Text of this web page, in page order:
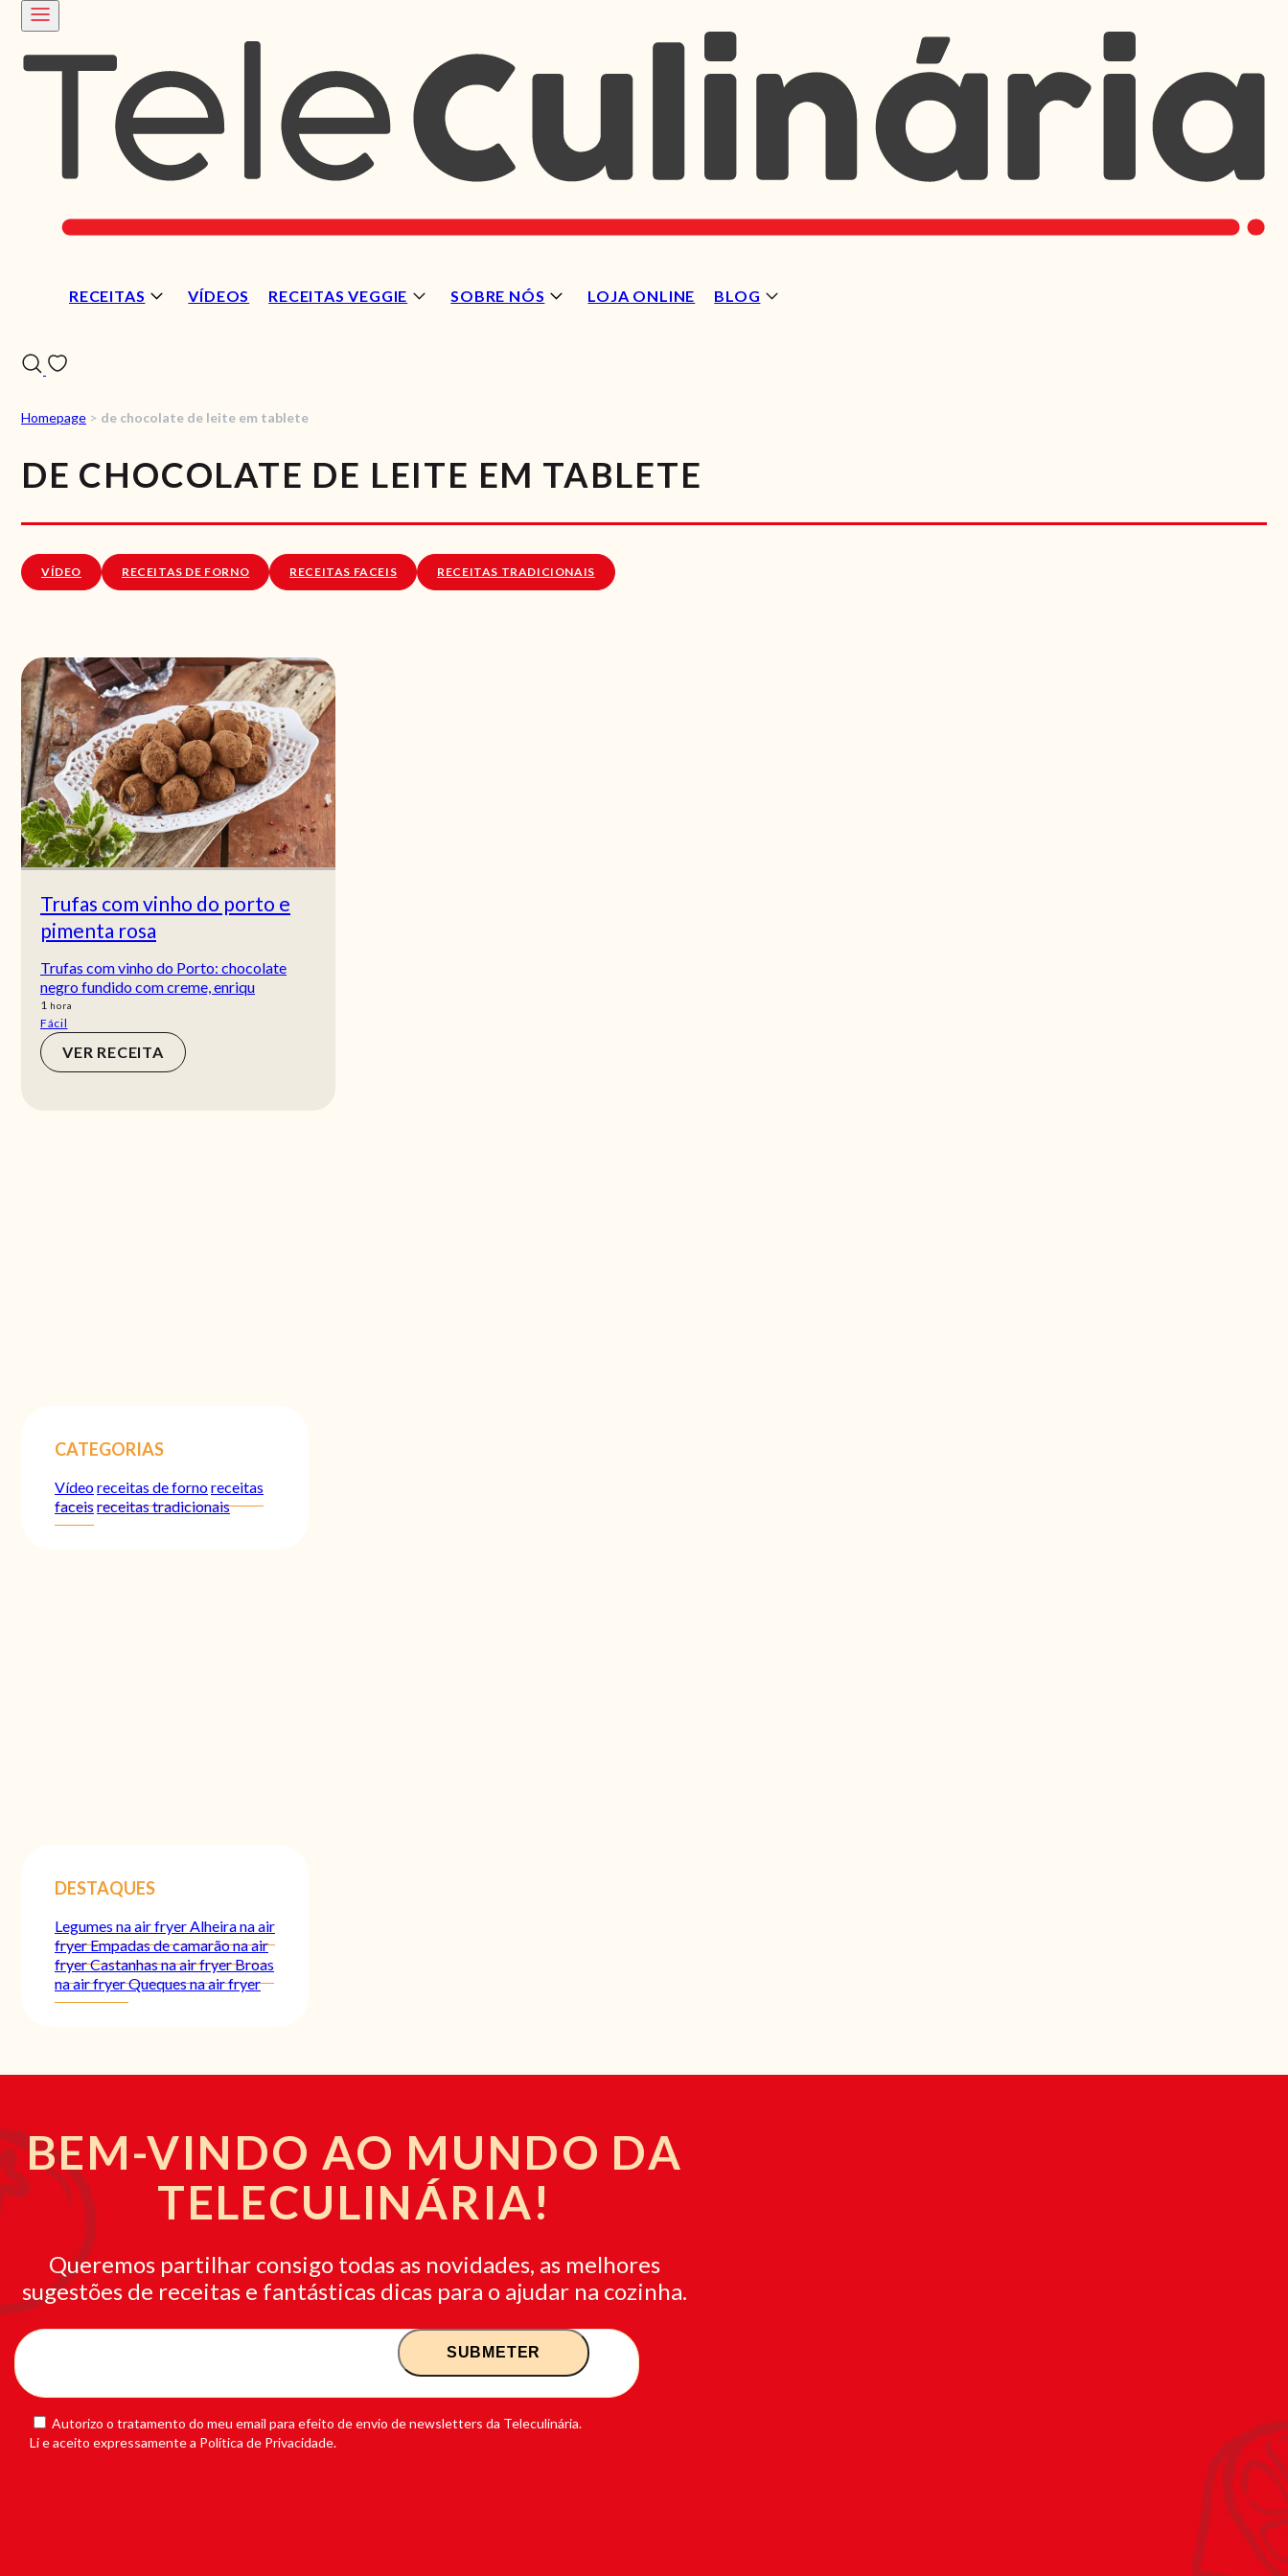
RECEITAS VÍDEOS RECEITAS VEGGIE SOBRE NÓS LOJA ONLINE BLOG
VÍDEOS
Homepage > de chocolate de leite em tablete
DE CHOCOLATE DE LEITE EM TABLETE
VÍDEO RECEITAS DE FORNO RECEITAS FACEIS RECEITAS TRADICIONAIS
Trufas com vinho do porto e
pimenta rosa
Trufas com vinho do Porto: chocolate
negro fundido com creme, enriqu
1 hora
hora
Fácil
VER RECEITA
CATEGORIAS
Vídeoreceitas de fornoreceitas
faceisreceitas tradicionais
DESTAQUES
Legumes na air fryer Alheira na air
fryerEmpadas de camarão na air
fryerCastanhas na air fryerBroas
na air fryerQueques na air fryer
BEM-VINDO AO MUNDO DA
TELECULINÁRIA!
Queremos partilhar consigo todas as novidades, as melhores
sugestões de receitas e fantásticas dicas para o ajudar na cozinha.
Autorizo o tratamento do meu email para efeito de envio de newsletters da Teleculinária.
Li e aceito expressamente a Política de Privacidade.